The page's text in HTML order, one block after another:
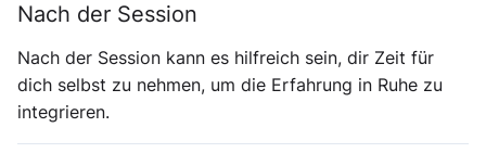
Nach der Session
Nach der Session kann es hilfreich sein, dir Zeit für
dich selbst zu nehmen, um die Erfahrung in Ruhe zu
integrieren.